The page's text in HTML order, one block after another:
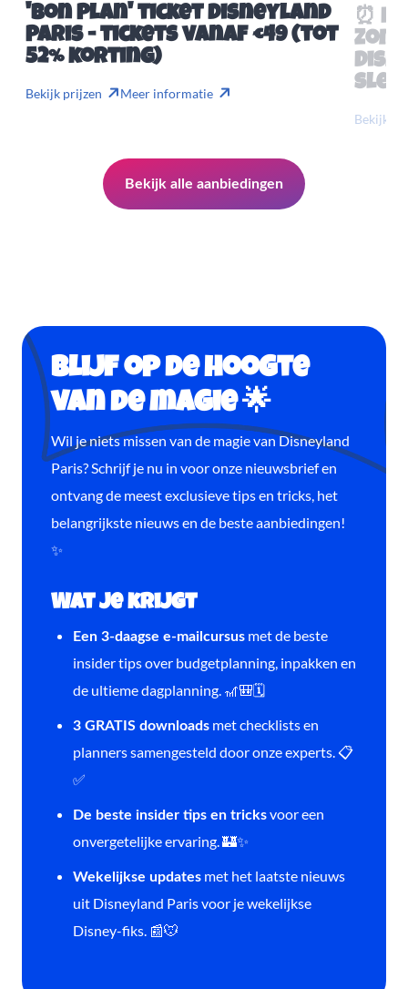
'Bon Plan' ticket Disneyland
Paris - tickets vanaf €49 (tot
52% korting)
Bekijk prijzen Meer informatie
⏰
Bekijk
Bekijk alle aanbiedingen
Blijf op de hoogte
van de magie 🌟
Wil je niets missen van de magie van Disneyland
Paris? Schrijf je nu in voor onze nieuwsbrief en
ontvang de meest exclusieve tips en tricks, het
belangrijkste nieuws en de beste aanbiedingen!
✨
Wat je krijgt
Een 3-daagse e-mailcursus met de beste
insider tips over budgetplanning, inpakken en
de ultieme dagplanning. 🎢🎒🗓️
3 GRATIS downloads met checklists en
planners samengesteld door onze experts. 📋
✅
De beste insider tips en tricksvoor een
onvergetelijke ervaring. 🏰✨
Wekelijkse updates met het laatste nieuws
uit Disneyland Paris voor je wekelijkse
Disney-fiks. 📰🐭